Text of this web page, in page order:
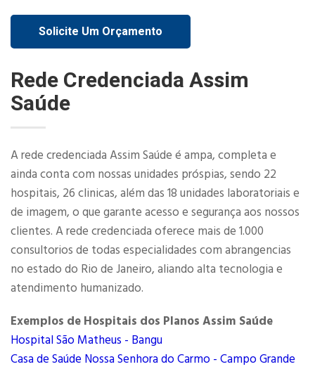
Solicite Um Orçamento
Rede Credenciada Assim
Saúde
A rede credenciada Assim Saúde é ampa, completa e
ainda conta com nossas unidades próspias, sendo 22
hospitais, 26 clinicas, além das 18 unidades laboratoriais e
de imagem, o que garante acesso e segurança aos nossos
clientes. A rede credenciada oferece mais de 1.000
consultorios de todas especialidades com abrangencias
no estado do Rio de Janeiro, aliando alta tecnologia e
atendimento humanizado.
Exemplos de Hospitais dos Planos Assim Saúde
Hospital São Matheus - Bangu
Casa de Saúde Nossa Senhora do Carmo - Campo Grande